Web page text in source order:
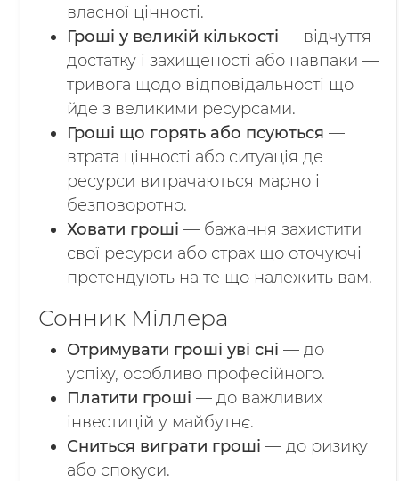
власної цінності.
Гроші у великій кількості — відчуття
достатку і захищеності або навпаки —
тривога щодо відповідальності що
йде з великими ресурсами.
Гроші що горять або псуються —
втрата цінності або ситуація де
ресурси витрачаються марно і
безповоротно.
Ховати гроші — бажання захистити
свої ресурси або страх що оточуючі
претендують на те що належить вам.
Сонник Міллера
Отримувати гроші уві сні — до
успіху, особливо професійного.
Платити гроші — до важливих
інвестицій у майбутнє.
Сниться виграти гроші — до ризику
або спокуси.